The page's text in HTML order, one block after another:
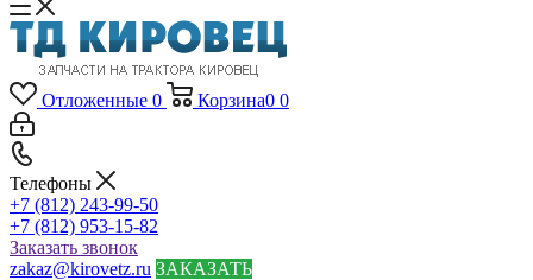
Отложенные 0 Корзина0 0
Телефоны
+7 (812) 243-99-50
+7 (812) 953-15-82
Заказать звонок
zakaz@kirovetz.ru ЗАКАЗАТЬ